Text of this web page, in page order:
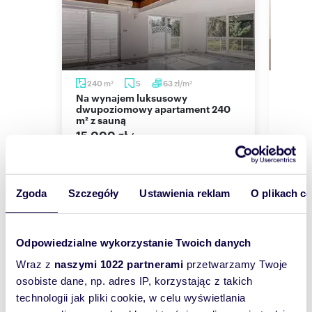
Zgoda Szczegóły Ustawienia reklam O plikach
Odpowiedzialne wykorzystanie Twoich danych
Wraz z naszymi 1022 partnerami przetwarzamy Twoje
osobiste dane, np. adres IP, korzystając z takich
technologii jak pliki cookie, w celu wyświetlania
Treść ogłoszenia nie stanowi oferty handlowej w
rozumieniu art. 66 par. 1 Kodeksu Cywilnego.
Wszelkie dane i informacje zawarte w niniejszym
opisie wprowadzono na podstawie
oświadczenia właściciela nieruchomości.
Oferta wysłana z programu IMO dla biur
nieruchomości
240 m2 5 63zł/m2
Na wynajem luksusowy
dwupoziomowy apartament 240
m² z sauną
15 000 zł /mc
Saska
Wyślij
wiadomość